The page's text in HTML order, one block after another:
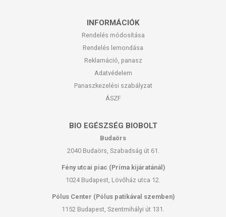
INFORMÁCIÓK
Rendelés módosítása
Rendelés lemondása
Reklamáció, panasz
Adatvédelem
Panaszkezelési szabályzat
ÁSZF
BIO EGÉSZSÉG BIOBOLT
Budaörs
2040 Budaörs, Szabadság út 61.
Fény utcai piac (Príma kijáratánál)
1024 Budapest, Lövőház utca 12.
Pólus Center (Pólus patikával szemben)
1152 Budapest, Szentmihályi út 131.